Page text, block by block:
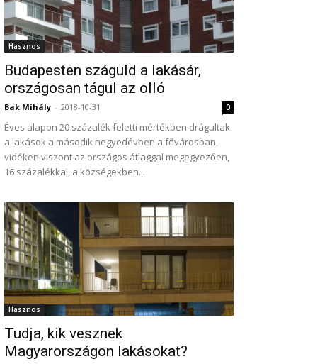
Hasznos
Budapesten száguld a lakásár,
országosan tágul az olló
Bak Mihály - 2018-10-31 0
Éves alapon 20 százalék feletti mértékben drágultak
a lakások a második negyedévben a fővárosban,
vidéken viszont az országos átlaggal megegyezően,
16 százalékkal, a községekben...
Hasznos
Tudja, kik vesznek
Magyarországon lakásokat?